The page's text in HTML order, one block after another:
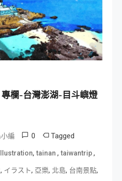
專欄-台灣澎湖-目斗嶼燈
編 0 Tagged
,tainan ,taiwantrip,
, イラスト, 亞樂, 北島, 台南景點,